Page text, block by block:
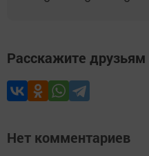
Расскажите друзьям
Нет комментариев